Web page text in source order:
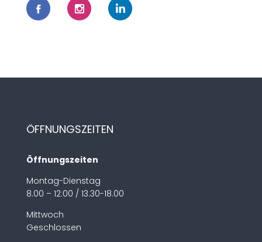
ÖFFNUNGSZEITEN
Öffnungszeiten
Montag-Dienstag
8.00 – 12:00 / 13.30-18.00
Mittwoch
Geschlossen